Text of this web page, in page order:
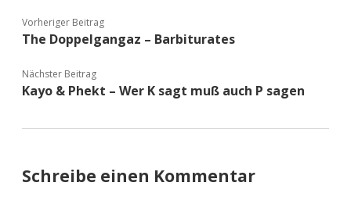
Vorheriger Beitrag
The Doppelgangaz – Barbiturates
Nächster Beitrag
Kayo & Phekt – Wer K sagt muß auch P sagen
Schreibe einen Kommentar